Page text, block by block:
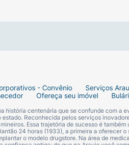
- Convênio Serviços
Ofereça seu imóvel
história centenária que se confunde com a
Reconhecida pelos serviços
Essa trajetória de sucesso é
24 horas (1933), a primeira a oferecer
o modelo drugstore. Na área de